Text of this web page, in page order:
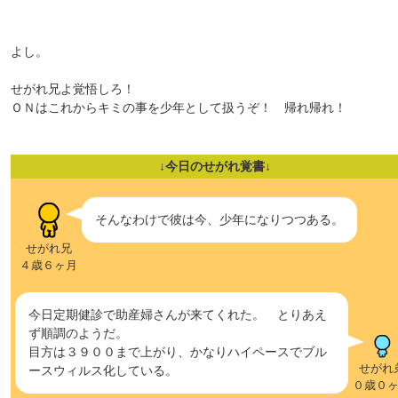
よし。
せがれ兄よ覚悟しろ！
ＯＮはこれからキミの事を少年として扱うぞ！ 帰れ帰れ！
↓今日のせがれ覚書↓
せがれ兄
４歳６ヶ月
そんなわけで彼は今、少年になりつつある。
今日定期健診で助産婦さんが来てくれた。 とりあえ
ず順調のようだ。
目方は３９００まで上がり、かなりハイペースでブル
ースウィルス化している。
せがれ
０歳０